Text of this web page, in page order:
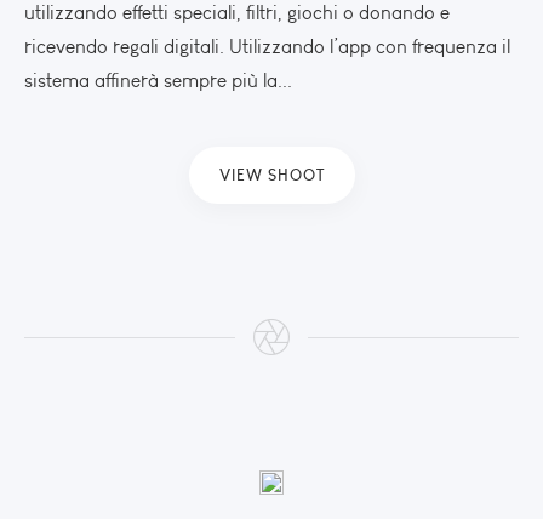
utilizzando effetti speciali, filtri, giochi o donando e
ricevendo regali digitali. Utilizzando l’app con frequenza il
sistema affinerà sempre più la...
VIEW SHOOT